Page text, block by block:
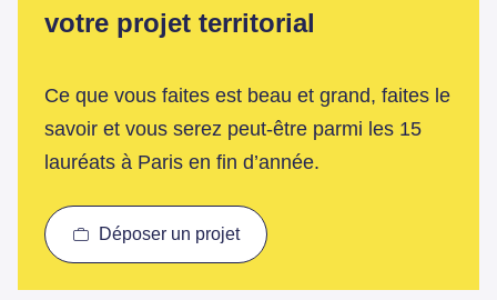
votre projet territorial
Ce que vous faites est beau et grand, faites le
savoir et vous serez peut-être parmi les 15
lauréats à Paris en fin d’année.
Déposer un projet